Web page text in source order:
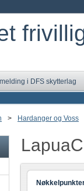
i DFS skytterlag
> Hardanger og Voss